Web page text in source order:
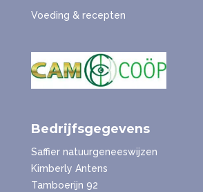
Voeding & recepten
Bedrijfsgegevens
Saffier natuurgeneeswijzen
Kimberly Antens
Tamboerijn 92